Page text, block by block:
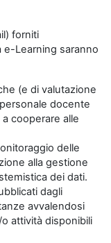
forniti
e-Learning saranno
(e di valutazione
docente
cooperare alle
delle
alla gestione
dei dati.
dagli
avvalendosi
attività disponibili